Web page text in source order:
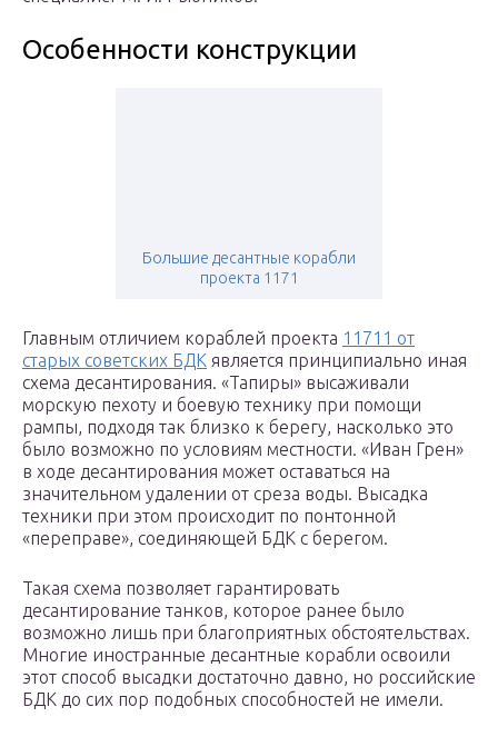
Особенности конструкции
Большие десантные корабли
проекта 1171
Главным отличием кораблей проекта 11711 от
старых советских БДК является принципиально иная
схема десантирования. «Тапиры» высаживали
морскую пехоту и боевую технику при помощи
рампы, подходя так близко к берегу, насколько это
было возможно по условиям местности. «Иван Грен»
в ходе десантирования может оставаться на
значительном удалении от среза воды. Высадка
техники при этом происходит по понтонной
«переправе», соединяющей БДК с берегом.
Такая схема позволяет гарантировать
десантирование танков, которое ранее было
возможно лишь при благоприятных обстоятельствах.
Многие иностранные десантные корабли освоили
этот способ высадки достаточно давно, но российские
БДК до сих пор подобных способностей не имели.